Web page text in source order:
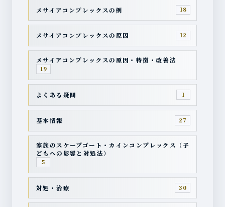
メサイアコンプレックスの例 18
メサイアコンプレックスの原因 12
メサイアコンプレックスの原因・特徴・改善法
19
よくある疑問 1
基本情報 27
家族のスケープゴート・カインコンプレックス（子
どもへの影響と対処法）
5
対処・治療 30